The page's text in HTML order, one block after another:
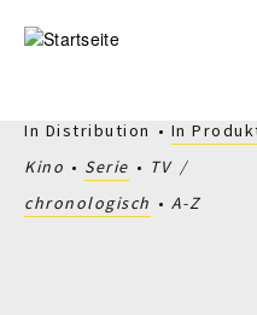
zum
In Distribution
In
Kino
Serie
TV
chronologisch
A-Z